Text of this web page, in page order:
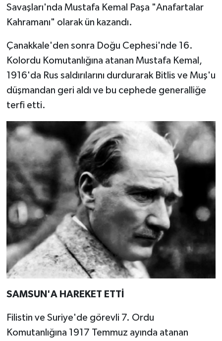
Savaşları'nda Mustafa Kemal Paşa "Anafartalar
Kahramanı" olarak ün kazandı.
Çanakkale'den sonra Doğu Cephesi'nde 16.
Kolordu Komutanlığına atanan Mustafa Kemal,
1916'da Rus saldırılarını durdurarak Bitlis ve Muş'u
düşmandan geri aldı ve bu cephede generalliğe
terfi etti.
SAMSUN'A HAREKET ETTİ
Filistin ve Suriye'de görevli 7. Ordu
Komutanlığına 1917 Temmuz ayında atanan